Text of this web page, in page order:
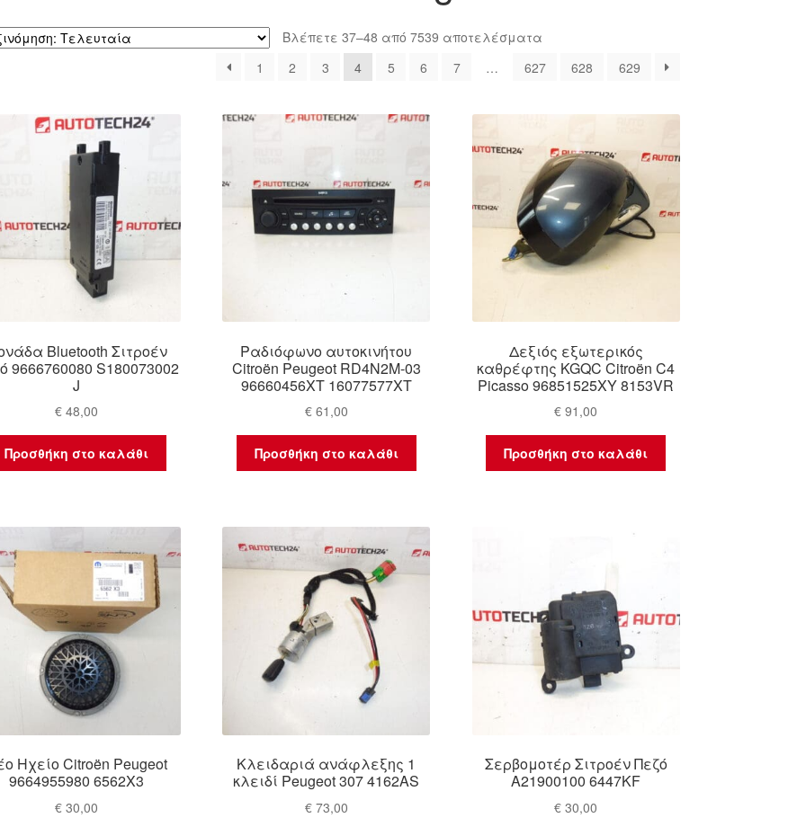
Βλέπετε 37–48 από 7539 αποτελέσματαSorted
latest
1 2 3 4 5 6 7 … 627 628 629
Bluetooth Σιτροέν
9666760080 S180073002
J
€ 48,00
Προσθήκη στο καλάθι
Ραδιόφωνο αυτοκινήτου
Citroën Peugeot RD4N2M-03
96660456XT 16077577XT
€61,00
Προσθήκη στο καλάθι
Δεξιός εξωτερικός
καθρέφτης KGQC Citroën C4
Picasso 96851525XY 8153VR
€ 91,00
Προσθήκη στο καλάθι
Ηχείο Citroën Peugeot
9664955980 6562X3
€ 30,00
Κλειδαριά ανάφλεξης 1
κλειδί Peugeot 307 4162AS
€73,00
Σερβομοτέρ Σιτροέν Πεζό
A21900100 6447KF
€ 30,00